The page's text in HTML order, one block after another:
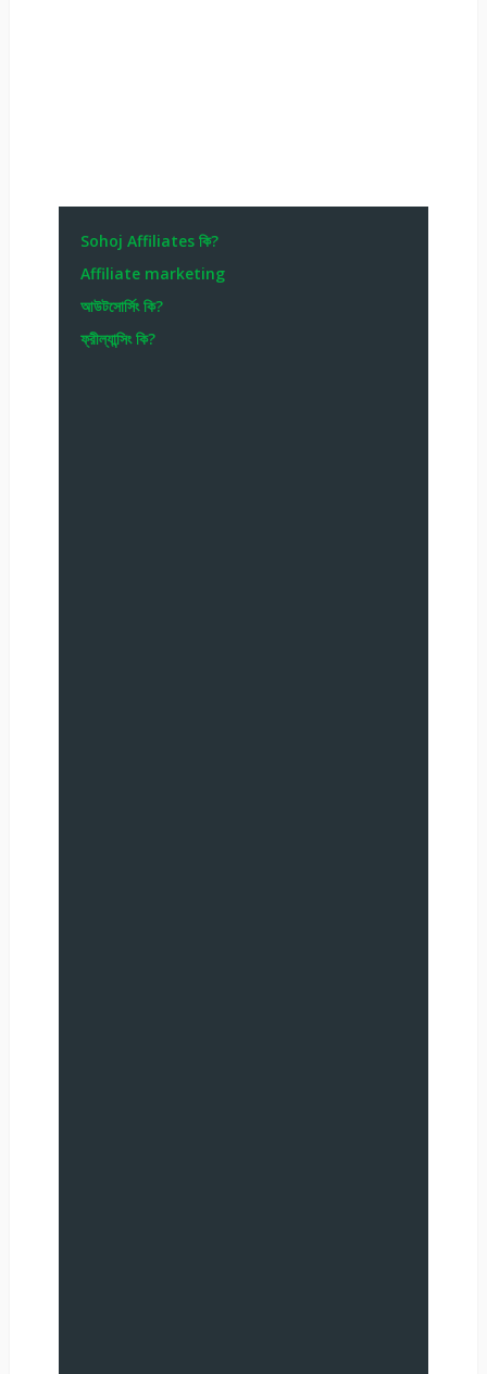
Sohoj Affiliates কি?
Affiliate marketing
আউটসোর্সিং কি?
ফ্রীল্যান্সিং কি?